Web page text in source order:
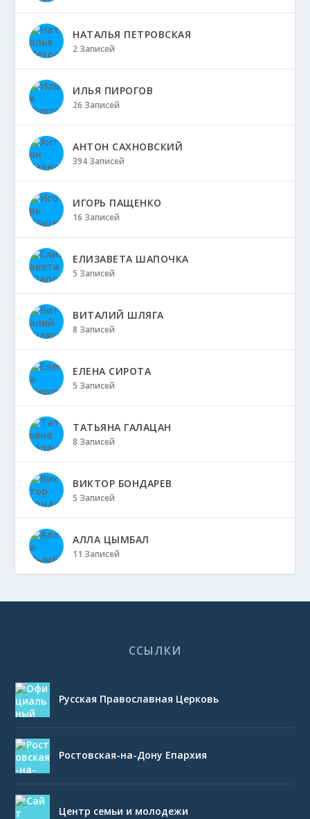
НАТАЛЬЯ ПЕТРОВСКАЯ
2 Записей
ИЛЬЯ ПИРОГОВ
26 Записей
АНТОН САХНОВСКИЙ
394 Записей
ИГОРЬ ПАЩЕНКО
16 Записей
ЕЛИЗАВЕТА ШАПОЧКА
5 Записей
ВИТАЛИЙ ШЛЯГА
8 Записей
ЕЛЕНА СИРОТА
5 Записей
ТАТЬЯНА ГАЛАЦАН
8 Записей
ВИКТОР БОНДАРЕВ
5 Записей
АЛЛА ЦЫМБАЛ
11 Записей
ССЫЛКИ
Русская Православная Церковь
Ростовская-на-Дону Епархия
Центр семьи и молодежи